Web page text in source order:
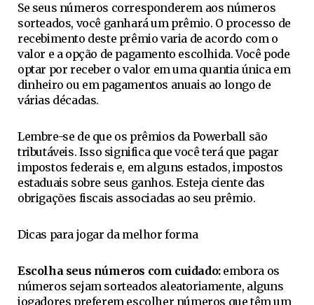
Se seus números corresponderem aos números
sorteados, você ganhará um prêmio. O processo de
recebimento deste prêmio varia de acordo com o
valor e a opção de pagamento escolhida. Você pode
optar por receber o valor em uma quantia única em
dinheiro ou em pagamentos anuais ao longo de
várias décadas.
Lembre-se de que os prêmios da Powerball são
tributáveis. Isso significa que você terá que pagar
impostos federais e, em alguns estados, impostos
estaduais sobre seus ganhos. Esteja ciente das
obrigações fiscais associadas ao seu prêmio.
Dicas para jogar da melhor forma
Escolha seus números com cuidado:embora os
números sejam sorteados aleatoriamente, alguns
jogadores preferem escolher números que têm um